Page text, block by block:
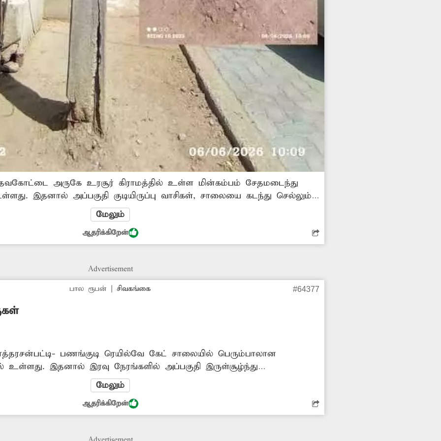
அருகே உரசூர் கிராமத்தில் உள்ள மின்கம்பம் சேதமடைந்து
அப்பகுதி குடியிருப்பு வாசிகள், சாலையை கடந்து செல்லும்
மின்கம்பத்தின் சிமெண்டு பூச்சுகள் பெயர்ந்து காணப்படுகிறது.
காணப்படும் மின்கம்பத்தை அகற்றிவிட்டு புதிய மின்கம்பம்
மேலும்
ஆதரிக்கிறேன்
Advertisement
பால ரூபன் |சிவகங்கை #64377
பணங்குடி ரெயில்வே கேட் சாலையில் பெரும்பாலான
உள்ளது. இதனால் இரவு நேரங்களில் அப்பகுதி இருள்சூழ்ந்து
செல்லும் வாகனஓட்டிகள் அச்சமடைகின்றனர். மேலும் இருட்டை
சம்பவங்கள் நடக்க வாய்ப்பு உள்ளது. எனவே மேற்கண்ட பகுதியில் பழுதான
மேலும்
ஆதரிக்கிறேன்